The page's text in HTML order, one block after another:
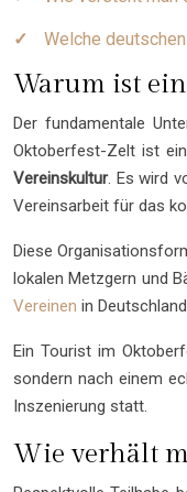
Welche
Warum ist
Der fundamentale
Oktoberfest-Zelt ist
Vereinskultur. Es wird
Vereinsarbeit für das
Diese
lokalen Metzgern und
Vereinen in
Ein Tourist im
sondern nach einem
Inszenierung statt.
Wie verhält